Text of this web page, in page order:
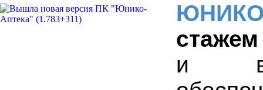
стажем
и